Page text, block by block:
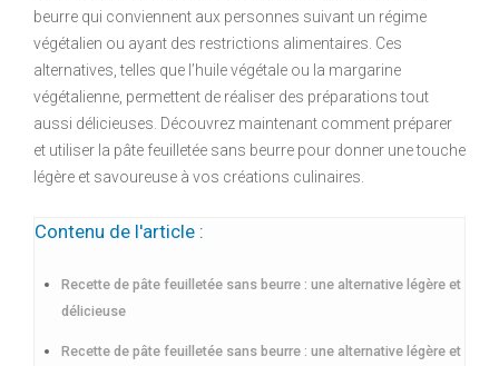
beurre qui conviennent aux personnes suivant un régime
végétalien ou ayant des restrictions alimentaires. Ces
alternatives, telles que l’huile végétale ou la margarine
végétalienne, permettent de réaliser des préparations tout
aussi délicieuses. Découvrez maintenant comment préparer
et utiliser la pâte feuilletée sans beurre pour donner une touche
légère et savoureuse à vos créations culinaires.
Contenu de l'article :
Recette de pâte feuilletée sans beurre : une alternative légère et
délicieuse
Recette de pâte feuilletée sans beurre : une alternative légère et